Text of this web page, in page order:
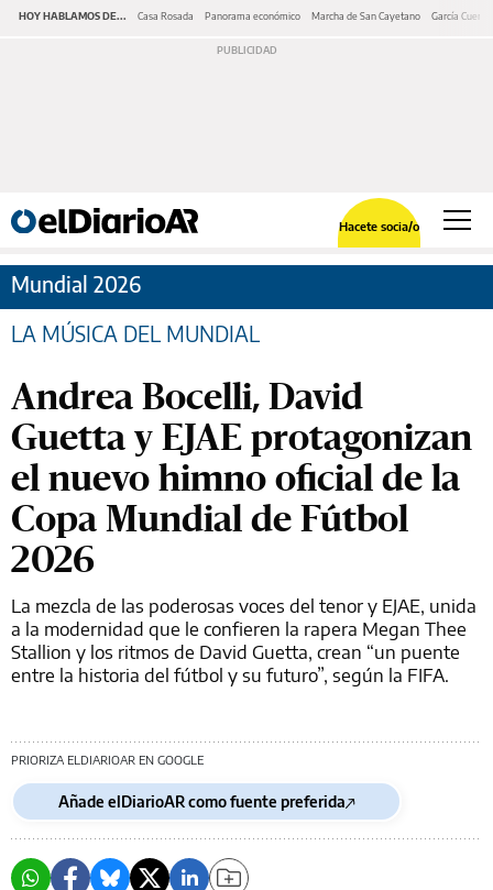
HOY HABLAMOS DE... Casa Rosada Panorama económico Marcha de San Cayetano García Cuerva
Hacete socia/o
Mundial 2026
LA MÚSICA DEL MUNDIAL
Andrea Bocelli, David
Guetta y EJAE protagonizan
el nuevo himno oficial de la
Copa Mundial de Fútbol
2026
La mezcla de las poderosas voces del tenor y EJAE, unida
a la modernidad que le confieren la rapera Megan Thee
Stallion y los ritmos de David Guetta, crean “un puente
entre la historia del fútbol y su futuro”, según la FIFA.
PRIORIZA ELDIARIOAR EN GOOGLE
Añade elDiarioAR como fuente preferida